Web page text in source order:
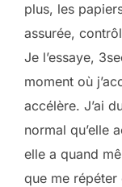
plus, les
assurée,
Je l’essaye,
moment où
accélère. J’ai
normal qu’elle
elle a quand
que me répéter